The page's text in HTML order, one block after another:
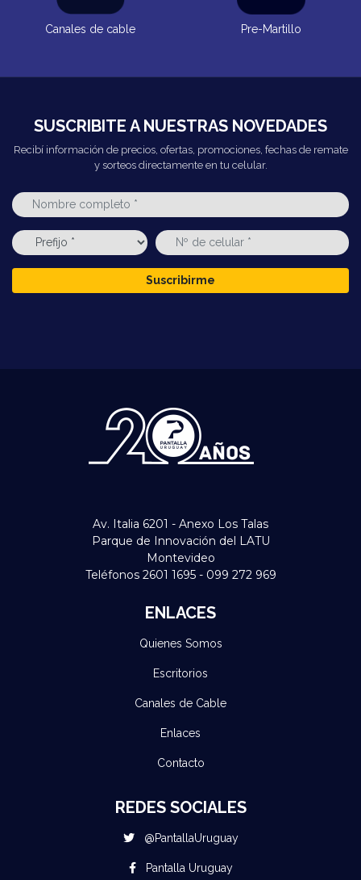
Canales de cable Pre-Martillo
SUSCRIBITE A NUESTRAS NOVEDADES
Recibí información de precios, ofertas, promociones, fechas de remate
y sorteos directamente en tu celular.
Suscribirme
Av. Italia 6201 - Anexo Los Talas
Parque de Innovación del LATU
Montevideo
Teléfonos 2601 1695 - 099 272 969
ENLACES
Quienes Somos
Escritorios
Canales de Cable
Enlaces
Contacto
REDES SOCIALES
@PantallaUruguay
Pantalla Uruguay